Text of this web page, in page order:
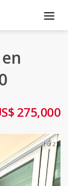
275,000
1 of 21